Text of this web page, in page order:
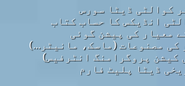
کوالٹی ڈیٹا سورس
انڈیکس کا حساب کتاب
معیار کی پیشن گوئی
کی مصنوعات (ماسک، مانیٹر…)
ڈیٹا پلیٹ فارم